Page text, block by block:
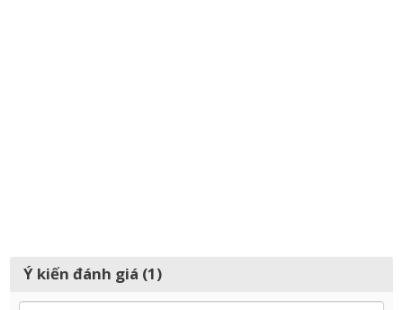
Ý kiến đánh giá (1)